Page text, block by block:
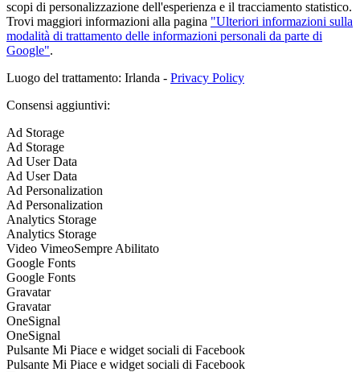
scopi di personalizzazione dell'esperienza e il tracciamento statistico.
Trovi maggiori informazioni alla pagina "Ulteriori informazioni sulla
modalità di trattamento delle informazioni personali da parte di
Google".
Luogo del trattamento: Irlanda - Privacy Policy
Consensi aggiuntivi:
Ad Storage
Ad Storage
Ad User Data
Ad User Data
Ad Personalization
Ad Personalization
Analytics Storage
Analytics Storage
Video VimeoSempre Abilitato
Google Fonts
Google Fonts
Gravatar
Gravatar
OneSignal
OneSignal
Pulsante Mi Piace e widget sociali di Facebook
Pulsante Mi Piace e widget sociali di Facebook